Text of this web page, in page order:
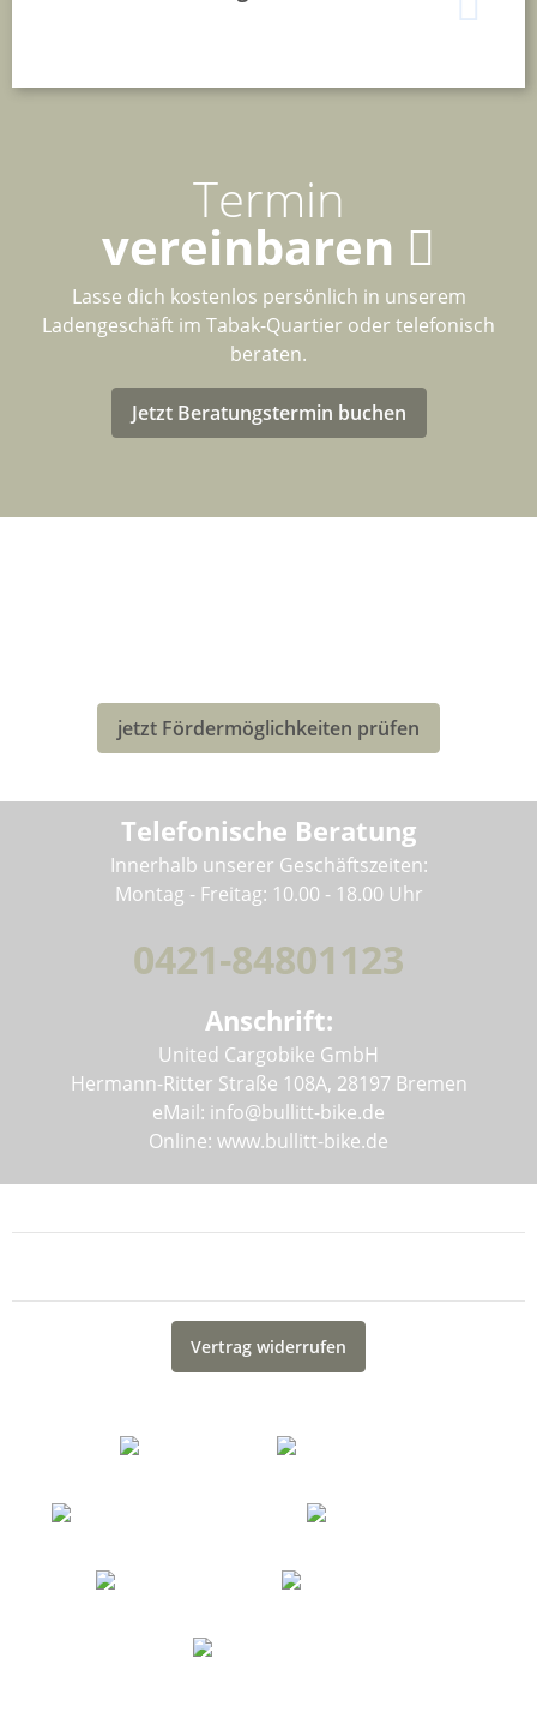
Termin
vereinbaren
Lasse dich kostenlos persönlich in unserem
Ladengeschäft im Tabak-Quartier oder telefonisch
beraten.
Jetzt Beratungstermin buchen
jetzt Fördermöglichkeiten prüfen
Telefonische Beratung
Innerhalb unserer Geschäftszeiten:
Montag - Freitag: 10.00 - 18.00 Uhr
0421-84801123
Anschrift:
United Cargobike GmbH
Hermann-Ritter Straße 108A, 28197 Bremen
eMail: info@bullitt-bike.de
Online: www.bullitt-bike.de
Vertrag widerrufen